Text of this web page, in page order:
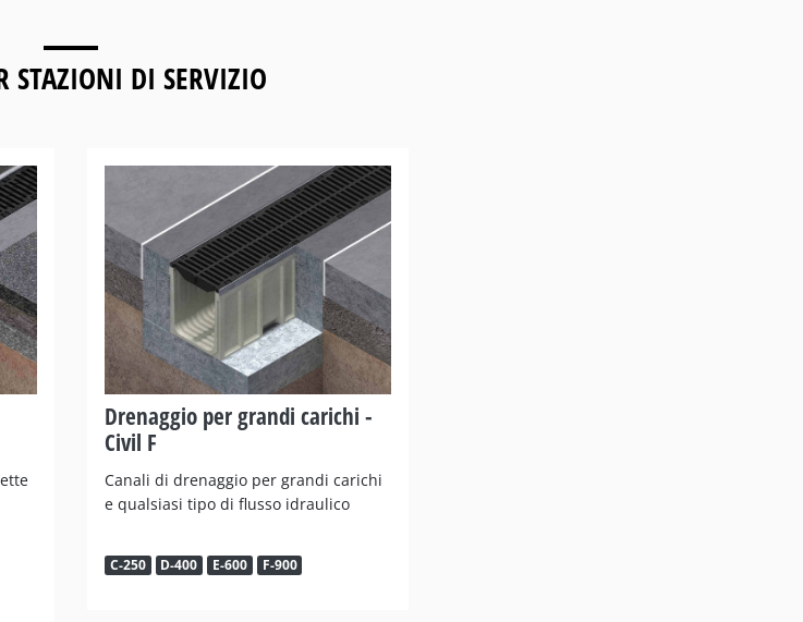
STAZIONI DI SERVIZIO
Drenaggio per grandi carichi -
Civil F
Canali di drenaggio per grandi carichi
e qualsiasi tipo di flusso idraulico
C-250 D-400 E-600 F-900